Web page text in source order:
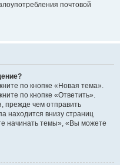
почтовой
по кнопке «Новая тема».
по кнопке «Ответить».
прежде чем отправить
находится внизу страниц
начинать темы», «Вы можете